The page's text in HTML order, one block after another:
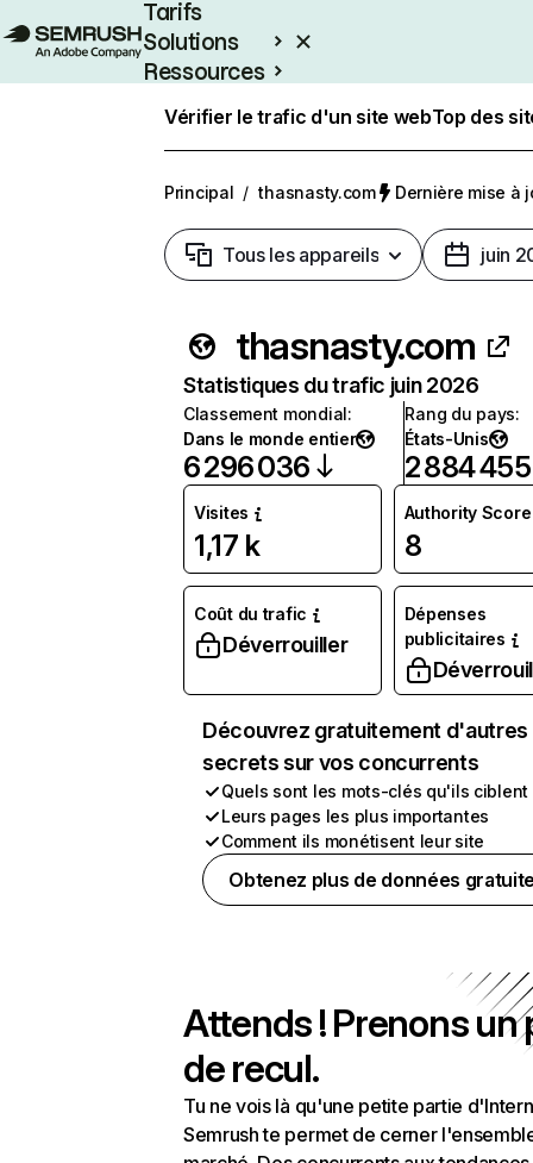
Tarifs
Solutions
Ressources
Vérifier le trafic d'un site webTop des
Principal / thasnasty.com Dernière mise à
Tous les appareils juin
thasnasty.com
Statistiques du trafic juin 2026
Classement mondial:
Dans le monde entier
6 296 036
Rang du pays:
États-Unis
2 884 455
Visites
1,17 k
Authority Score
8
Coût du trafic
Déverrouiller
Dépenses
publicitaires
Découvrez gratuitement d'autres
secrets sur vos concurrents
Quels sont les mots-clés qu'ils ciblent
Leurs pages les plus importantes
Comment ils monétisent leur site
Obtenez plus de données
Attends ! Prenons un
de recul.
Tu ne vois là qu'une petite partie
Semrush te permet de cerner